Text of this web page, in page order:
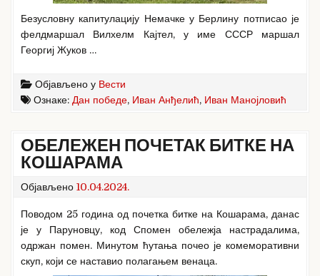
Безусловну капитулацију Немачке у Берлину потписао је
фелдмаршал Вилхелм Кајтел, у име СССР маршал
Георгиј Жуков …
Објављено у Вести
Ознаке: Дан победе, Иван Анђелић, Иван Манојловић
ОБЕЛЕЖЕН ПОЧЕТАК БИТКЕ НА
КОШАРАМА
Објављено 10.04.2024.
Поводом 25 година од почетка битке на Кошарама, данас
је у Паруновцу, код Спомен обележја настрадалима,
одржан помен. Минутом ћутања почео је комеморативни
скуп, који се наставио полагањем венаца.